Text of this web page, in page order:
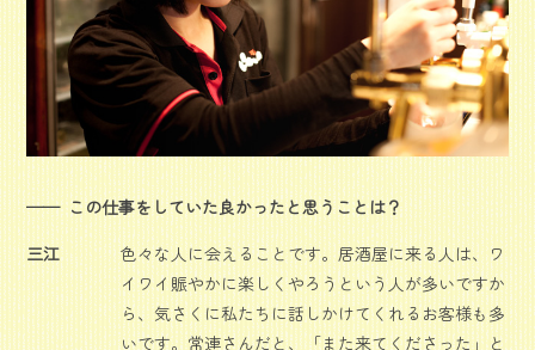
この仕事をしていた良かったと思うことは？
三江
色々な人に会えることです。居酒屋に来る人は、ワ
イワイ賑やかに楽しくやろうという人が多いですか
ら、気さくに私たちに話しかけてくれるお客様も多
いです。常連さんだと、「また来てくださった」と